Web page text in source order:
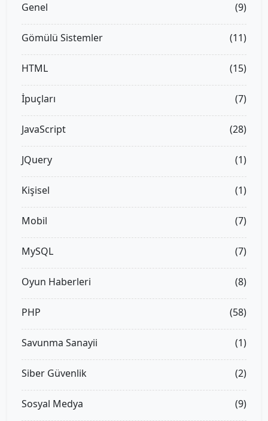
Genel (9)
Gömülü Sistemler (11)
HTML (15)
İpuçları (7)
JavaScript (28)
JQuery (1)
Kişisel (1)
Mobil (7)
MySQL (7)
Oyun Haberleri (8)
PHP (58)
Savunma Sanayii (1)
Siber Güvenlik (2)
Sosyal Medya (9)